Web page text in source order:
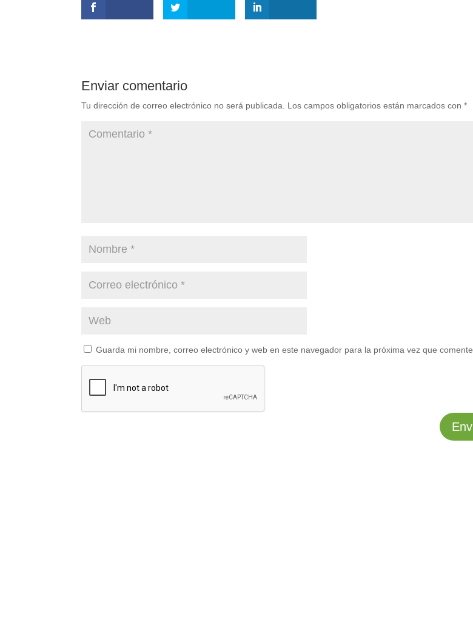
Enviar comentario
Tu dirección de correo electrónico no será publicada. Los campos obligatorios están marcados con*
Guarda mi nombre, correo electrónico y web en este navegador para la próxima vez que comente.